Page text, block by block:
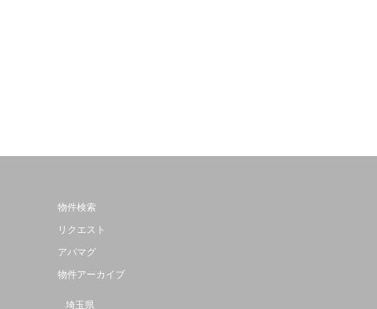
物件検索
リクエスト
アパマグ
物件アーカイブ
埼玉県